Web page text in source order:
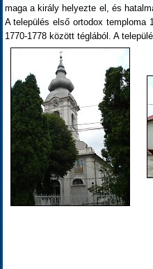
maga a király helyezte el, és
A település első ortodox temploma
1770-1778 között téglából. A